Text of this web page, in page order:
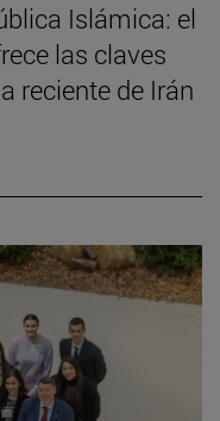
Islámica: el
las claves
reciente de Irán